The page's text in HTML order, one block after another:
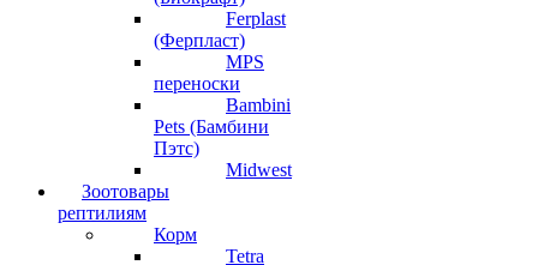
Ferplast
(Ферпласт)
MPS
переноски
Bambini
Pets (Бамбини
Пэтс)
Midwest
Зоотовары
рептилиям
Корм
Tetra